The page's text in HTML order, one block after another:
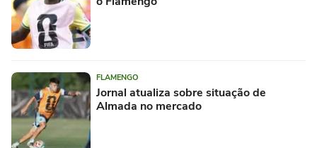
FLAMENGO
Jornal atualiza sobre situação de
Almada no mercado